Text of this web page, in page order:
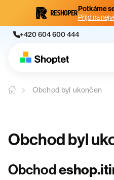
Potkáme
Přijď na
+420 604 600 444
Obchod byl ukončen
Obchod byl
Obchod